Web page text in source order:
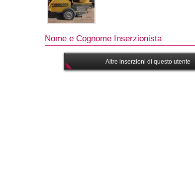
Nome e Cognome Inserzionista
Altre inserzioni di questo utente